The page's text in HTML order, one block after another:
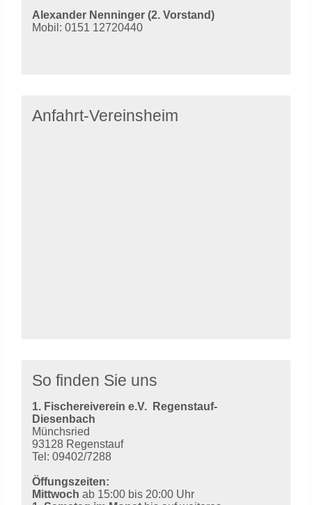
Alexander Nenninger (2. Vorstand)
Mobil: 0151 12720440
Anfahrt-Vereinsheim
So finden Sie uns
1. Fischereiverein e.V.
Regenstauf-
Diesenbach
Münchsried
93128 Regenstauf
Tel: 09402/7288
Öffungszeiten:
Mittwoch ab 15:00 bis 20:00 Uhr